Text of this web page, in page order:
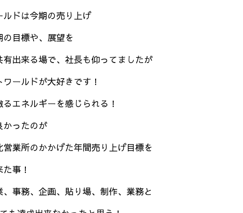
ルドは今期の売り上げ
の目標や、展望を
有出来る場で、社長も仰ってましたが
ールドが大好きです！
エネルギーを感じられる！
かったのが
営業所のかかげた年間売り上げ目標を
事！
、事務、企画、貼り場、制作、業務と